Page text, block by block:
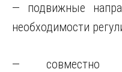
— подвижные
необходимости
— совместно